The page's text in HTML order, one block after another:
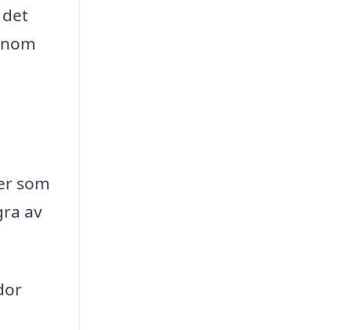
som
av